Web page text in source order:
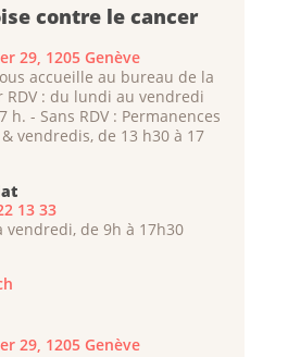
contre le cancer
29, 1205 Genève
accueille au bureau de la
RDV : du lundi au vendredi
h. - Sans RDV : Permanences
vendredis, de 13 h30 à 17
13 33
vendredi, de 9h à 17h30
29, 1205 Genève